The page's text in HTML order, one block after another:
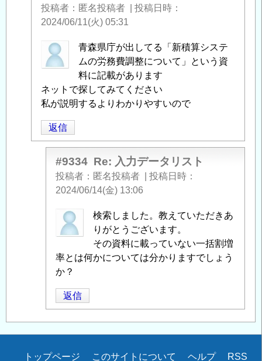
力
デ
タ
リ
ト」
へ
の
返
信
投稿者 匿名投稿者
投稿日時
2024/06/11(火) 05:31
匿
名
稿
者
よ
る
Re:
」
青森県庁が出してる「新積算システ
ムの労務費調整について」という資
料に記載があります
ネットで探してみてください
私が説明するよりわかりやすいので
返信
#9334 Re: 入力データリスト
投稿者 匿名投稿者
投稿日時
2024/06/14(金) 13:06
匿
名
稿
者
よ
力
検索しました。教えていただきあ
りがとうございます。
その資料に載っていない一括割増
率とは何かについては分かりますでしょう
か？
返信
Secondary
トップページ このサイトについて ヘルプ RSS